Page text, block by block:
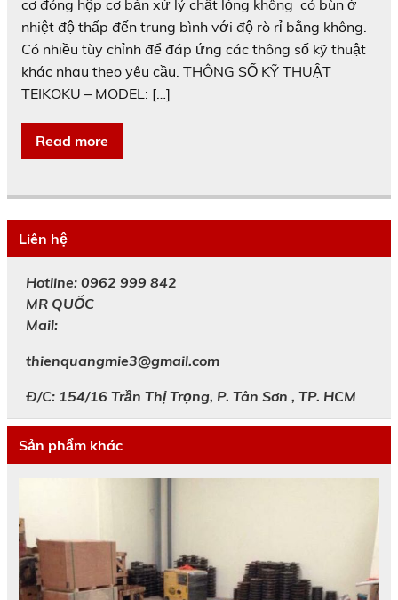
cơ đóng hộp cơ bản xử lý chất lỏng không có bùn ở
nhiệt độ thấp đến trung bình với độ rò rỉ bằng không.
Có nhiều tùy chỉnh để đáp ứng các thông số kỹ thuật
khác nhau theo yêu cầu. THÔNG SỐ KỸ THUẬT
TEIKOKU – MODEL: […]
Read more
Liên hệ
Hotline: 0962 999 842
MRQUỐC
Mail:
thienquangmie3@gmail.com
Đ/C: 154/16 Trần Thị Trọng, P. Tân Sơn , TP. HCM
Sản phẩm khác